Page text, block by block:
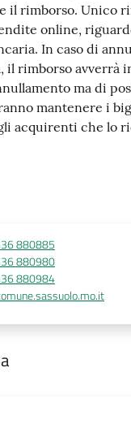
il rimborso. Unico
online,
In caso di
il rimborso avverrà
ma di
mantenere i
acquirenti che lo
880885
880980
880984